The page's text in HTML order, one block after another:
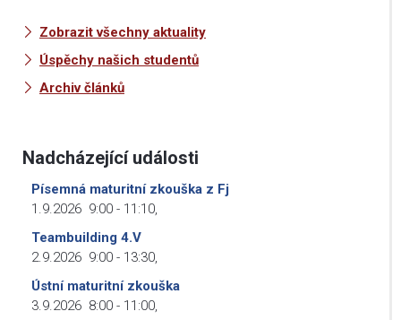
Zobrazit všechny aktuality
Úspěchy našich studentů
Archiv článků
Nadcházející události
Písemná maturitní zkouška z Fj
1.9.2026 9:00 - 11:10
Teambuilding 4.V
2.9.2026 9:00 - 13:30
Ústní maturitní zkouška
3.9.2026 8:00 - 11:00